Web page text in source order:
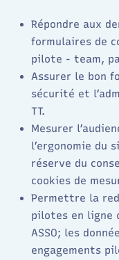
Répondre aux
formulaires de
pilote - team,
Assurer le bon
sécurité et
TT. ​
Mesurer
l’ergonomie du
réserve du
cookies de
Permettre la
pilotes en ligne
ASSO; les
engagements